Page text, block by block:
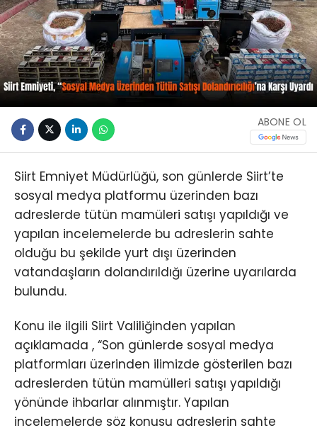
ABONE OL
Siirt Emniyet Müdürlüğü, son günlerde Siirt’te
sosyal medya platformu üzerinden bazı
adreslerde tütün mamüleri satışı yapıldığı ve
yapılan incelemelerde bu adreslerin sahte
olduğu bu şekilde yurt dışı üzerinden
vatandaşların dolandırıldığı üzerine uyarılarda
bulundu.
Konu ile ilgili Siirt Valiliğinden yapılan
açıklamada , “Son günlerde sosyal medya
platformları üzerinden ilimizde gösterilen bazı
adreslerden tütün mamülleri satışı yapıldığı
yönünde ihbarlar alınmıştır. Yapılan
incelemelerde söz konusu adreslerin sahte